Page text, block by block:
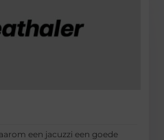
een jacuzzi een goede